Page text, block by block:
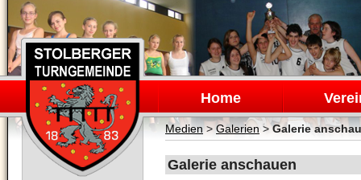
Navigation
überspringen
Home
Medien>Galerien >Galerie
Galerie anschauen